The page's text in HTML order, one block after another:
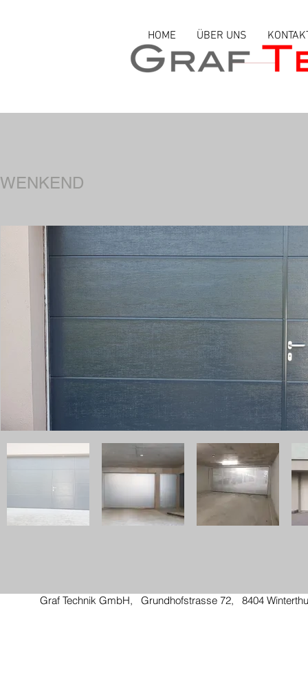
HOME ÜBER UNS
Graf Technik GmbH, Grundhofstrasse 72, 8404